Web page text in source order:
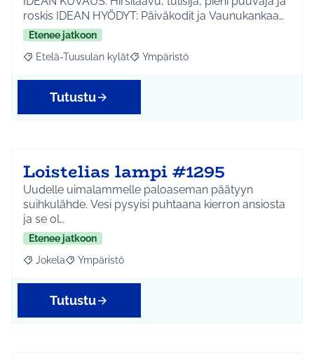
roskis IDEAN HYÖDYT: Päiväkodit ja Vaunukankaa…
Etenee jatkoon
Rajaa tulokset aihepiirin mukaan: Etelä-Tuusulan kylät
Etelä-Tuusulan kylät Rajaa tulokset teeman mukaan:
Ympäristö
Tutustu
Loistelias lampi #1295
Uudelle uimalammelle paloaseman päätyyn
suihkulähde. Vesi pysyisi puhtaana kierron ansiosta
ja se ol…
Etenee jatkoon
Rajaa tulokset aihepiirin mukaan: Jokela
Jokela Rajaa tulokset teeman mukaan: Ympäristö
Ympäristö
Tutustu